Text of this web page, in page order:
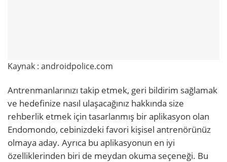
Kaynak : androidpolice.com
Antrenmanlarınızı takip etmek, geri bildirim sağlamak
ve hedefinize nasıl ulaşacağınız hakkında size
rehberlik etmek için tasarlanmış bir aplikasyon olan
Endomondo, cebinizdeki favori kişisel antrenörünüz
olmaya aday. Ayrıca bu aplikasyonun en iyi
özelliklerinden biri de meydan okuma seçeneği. Bu